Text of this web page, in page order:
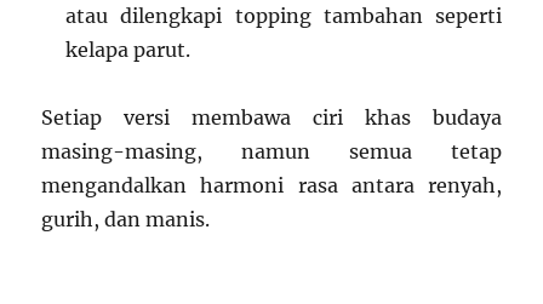
atau dilengkapi topping tambahan seperti
kelapa parut.
Setiap versi membawa ciri khas budaya
masing-masing, namun semua tetap
mengandalkan harmoni rasa antara renyah,
gurih, dan manis.